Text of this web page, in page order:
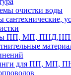
очистки воды
сантехнические,
ПП, МП,
для ПП, МП,